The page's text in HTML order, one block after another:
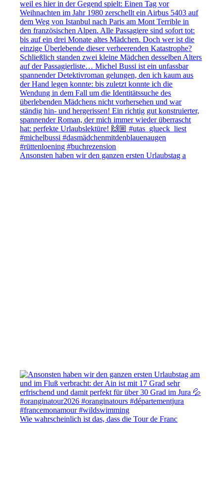
Ansonsten haben wir den ganzen ersten Urlaubstag a
Wie wahrscheinlich ist das, dass die Tour de Franc